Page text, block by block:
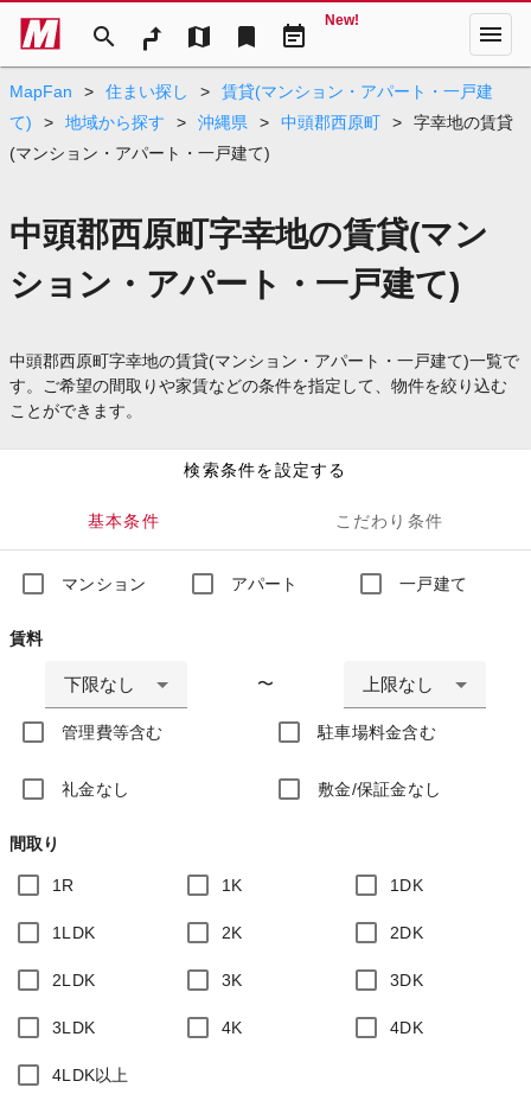
search map bookmark event_note
New! menu
MapFan > 住まい探し >
賃貸(マンション・アパート・一戸建
て)
> 地域から探す > 沖縄県 > 中頭郡西原町 >
字幸地の賃貸
(マンション・アパート・一戸建て)
中頭郡西原町字幸地の賃貸(マン
ション・アパート・一戸建て)
中頭郡西原町字幸地の賃貸(マンション・アパート・一戸建て)一覧で
す。ご希望の間取りや家賃などの条件を指定して、物件を絞り込む
ことができます。
検索条件を設定する
基本条件 こだわり条件
マンション アパート 一戸建て
賃料
下限なし 〜 上限なし
管理費等含む 駐車場料金含む
礼金なし 敷金/保証金なし
間取り
1R 1K 1DK
1LDK 2K 2DK
2LDK 3K 3DK
3LDK 4K 4DK
4LDK以上